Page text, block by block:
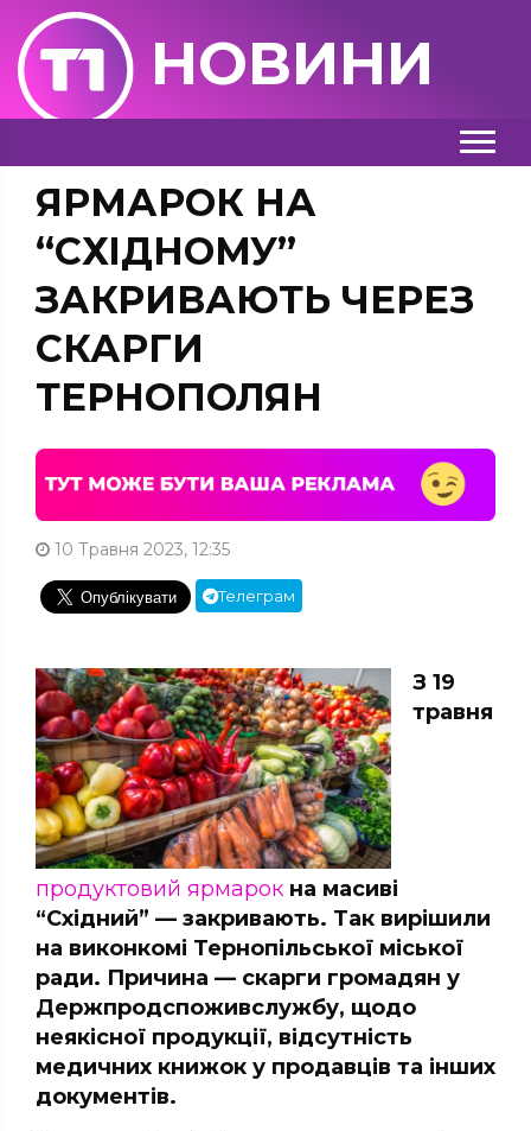
НОВИНИ
ЯРМАРОК НА
“СХІДНОМУ”
ЗАКРИВАЮТЬ ЧЕРЕЗ
СКАРГИ
ТЕРНОПОЛЯН
10 Травня 2023, 12:35
Телеграм
З 19
травня
продуктовий ярмарок на масиві
“Східний” — закривають. Так вирішили
на виконкомі Тернопільської міської
ради. Причина — скарги громадян у
Держпродспоживслужбу, щодо
неякісної продукції, відсутність
медичних книжок у продавців та інших
документів.